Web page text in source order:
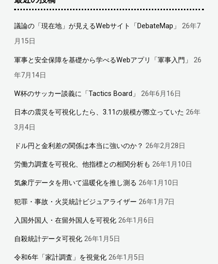
議論の「現在地」が見えるWebサイト「DebateMap」
26年7
月15日
軍事と安全保障を基礎から学べるWebアプリ「軍事入門」
26
年7月14日
W杯のサッカー談義に「Tactics Board」 26年6月16日
日本の震災を可視化したら、3.11の規模が際立っていた 26年
3月4日
ドル円と金利差の関係は本当に強いのか？ 26年2月28日
労働力調査を可視化、他指標との相関分析も 26年1月10日
気象庁データを用いて温暖化を推し測る 26年1月10日
犯罪・事故・火災統計ビジュアライザー 26年1月7日
入国外国人・在留外国人を可視化 26年1月6日
自殺統計データ可視化 26年1月5日
令和6年「家計調査」を視覚化 26年1月5日